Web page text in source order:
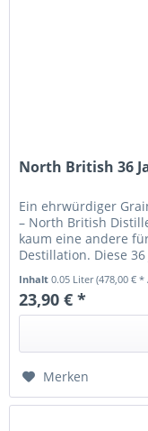
North British 36
Ein ehrwürdiger
– North British
kaum eine andere
Destillation. Diese
Inhalt0.05 Liter(478,00 € *
23,90 € *
Merken